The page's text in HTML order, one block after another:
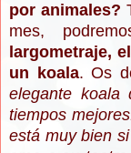
por animales?
mes,
largometraje,
un koala. Os
elegante koala
tiempos
está muy bien